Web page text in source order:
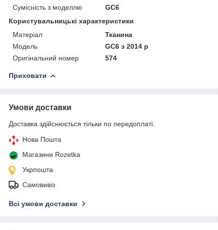
Сумісність з моделлю
GC6
Користувальницькі характеристики
Матеріал
Тканина
Модель
GC6 з 2014 р
Оригінальний номер
574
Приховати
Умови доставки
Доставка здійснюється тільки по передоплаті.
Нова Пошта
Магазини Rozetka
Укрпошта
Самовивіз
Всі умови доставки